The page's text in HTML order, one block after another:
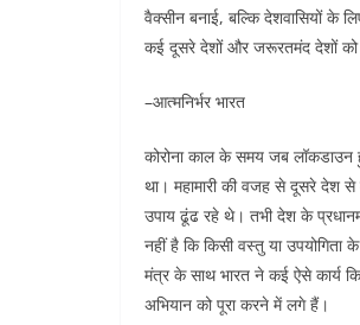
वैक्सीन बनाई, बल्कि देशवासियों के
कई दूसरे देशों और जरूरतमंद देशों को
–आत्मनिर्भर भारत
कोरोना काल के समय जब लॉकडाउन
था। महामारी की वजह से दूसरे देश
उपाय ढूंढ रहे थे। तभी देश के
नहीं है कि किसी वस्तु या
मंत्र के साथ भारत ने कई ऐसे कार्य
अभियान को पूरा करने में लगे हैं।